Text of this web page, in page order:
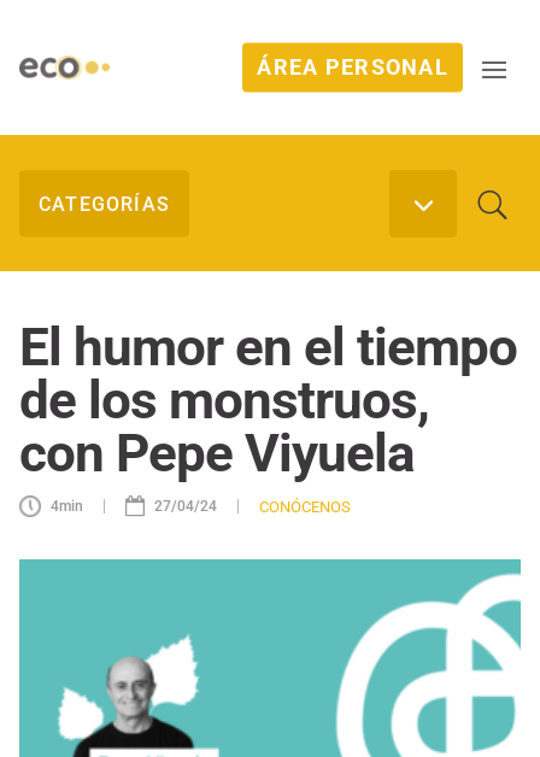
ÁREA PERSONAL
El humor en el tiempo
de los monstruos,
con Pepe Viyuela
4min | 27/04/24 | CONÓCENOS